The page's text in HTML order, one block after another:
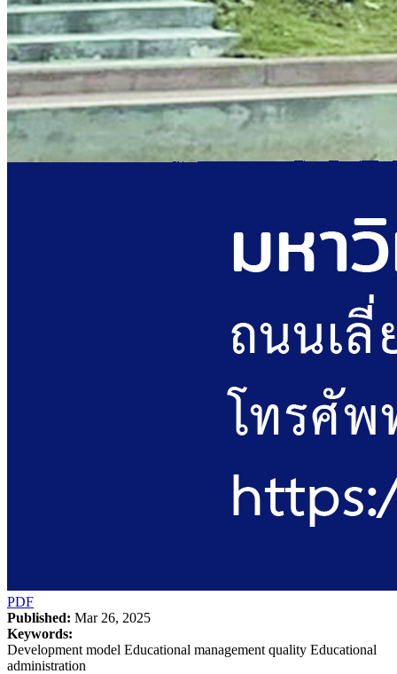
PDF
Published: Mar 26, 2025
Keywords:
Development model Educational management quality Educational
administration